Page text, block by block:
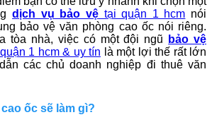
dịch vụ bảo vệtại quận 1 hcm nói
bảo vệ văn phòng cao ốc nói riêng.
tòa nhà, việc có một đội ngũ
bảo vệ
1 hcm & uy tín là một lợi thế rất lớn
các chủ doanh nghiệp đi thuê văn
ốc sẽ làm gì?